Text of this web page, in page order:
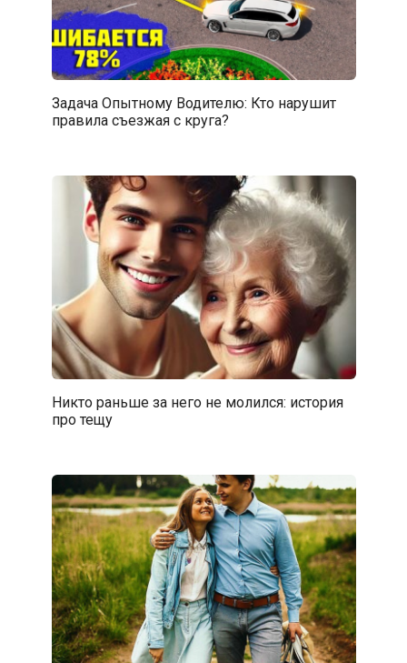
Задача Опытному Водителю: Кто нарушит
правила съезжая с круга?
Никто раньше за него не молился: история
про тещу